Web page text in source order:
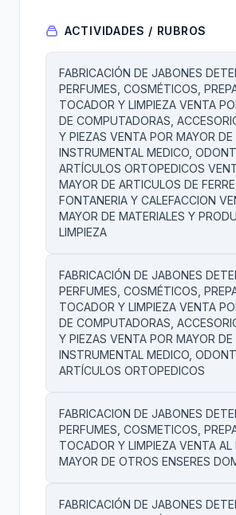
ACTIVIDADES / RUBROS
FABRICACIÓN DE JABONES
PERFUMES, COSMÉTICOS,
TOCADOR Y LIMPIEZA VENTA
DE COMPUTADORAS,
Y PIEZAS VENTA POR MAYOR DE
INSTRUMENTAL MEDICO,
ARTÍCULOS ORTOPEDICOS
MAYOR DE ARTICULOS DE
FONTANERIA Y CALEFACCION
MAYOR DE MATERIALES Y
LIMPIEZA
FABRICACIÓN DE JABONES
PERFUMES, COSMÉTICOS,
TOCADOR Y LIMPIEZA VENTA
DE COMPUTADORAS,
Y PIEZAS VENTA POR MAYOR DE
INSTRUMENTAL MEDICO,
ARTÍCULOS ORTOPEDICOS
FABRICACION DE JABONES
PERFUMES, COSMETICOS,
TOCADOR Y LIMPIEZA VENTA AL
MAYOR DE OTROS ENSERES
FABRICACIÓN DE JABONES